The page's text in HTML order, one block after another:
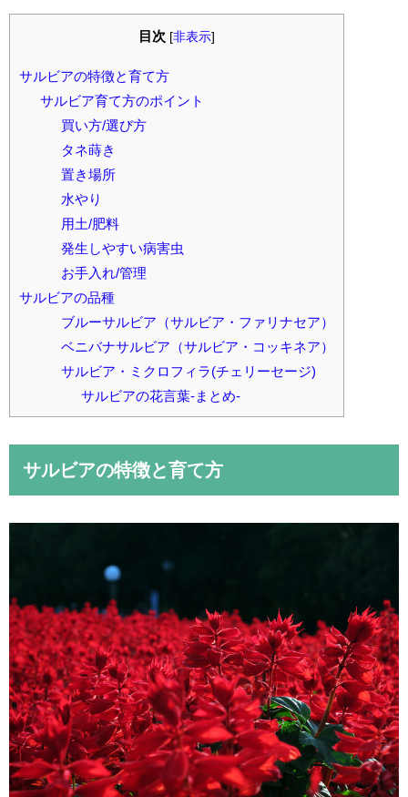
目次 [非表示]
サルビアの特徴と育て方
サルビア育て方のポイント
買い方/選び方
タネ蒔き
置き場所
水やり
用土/肥料
発生しやすい病害虫
お手入れ/管理
サルビアの品種
ブルーサルビア（サルビア・ファリナセア）
ベニバナサルビア（サルビア・コッキネア）
サルビア・ミクロフィラ(チェリーセージ)
サルビアの花言葉-まとめ-
サルビアの特徴と育て方